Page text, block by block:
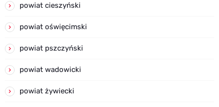
powiat cieszyński
powiat oświęcimski
powiat pszczyński
powiat wadowicki
powiat żywiecki